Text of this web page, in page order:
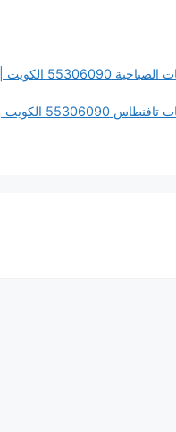
جهاز مقوي سيرفس الشبكات الصباحية 55306090 الكويت |
جهاز مقوي سيرفس الشبكات تافنطاس 55306090 الكويت |